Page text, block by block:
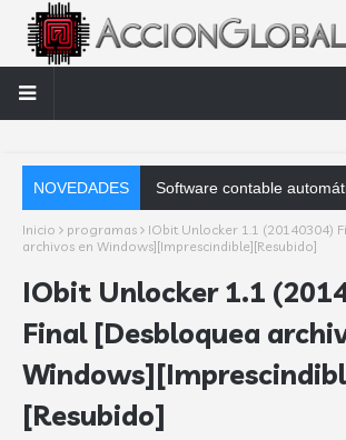
NOVEDADES AccionGlobalXSoft s
Inicio programas
IObit Unlocker 1.1 (20140304)
archivos en Windows][Imprescindible][Resubido]
IObit Unlocker 1.1
Final [Desbloquea
[Resubido]